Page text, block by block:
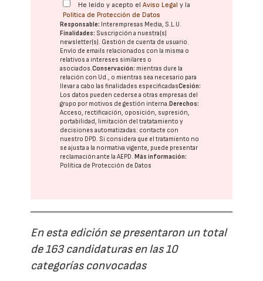
He leído y acepto elAviso Legal y la
Política de Protección de Datos
Responsable: Interempresas Media, S.L.U.
Finalidades: Suscripción a nuestra(s)
newsletter(s). Gestión de cuenta de usuario.
Envío de emails relacionados con la misma o
relativos a intereses similares o
asociados.Conservación: mientras dure la
relación con Ud., o mientras sea necesario para
llevar a cabo las finalidades especificadasCesión:
Los datos pueden cederse a otras empresas del
grupo por motivos de gestión interna. Derechos:
Acceso, rectificación, oposición, supresión,
portabilidad, limitación del tratatamiento y
decisiones automatizadas: contacte con
nuestro DPD. Si considera que el tratamiento no
se ajusta a la normativa vigente, puede presentar
reclamación ante laAEPD. Más información:
Política de Protección de Datos
En esta edición se presentaron un total
de 163 candidaturas en las 10
categorías convocadas